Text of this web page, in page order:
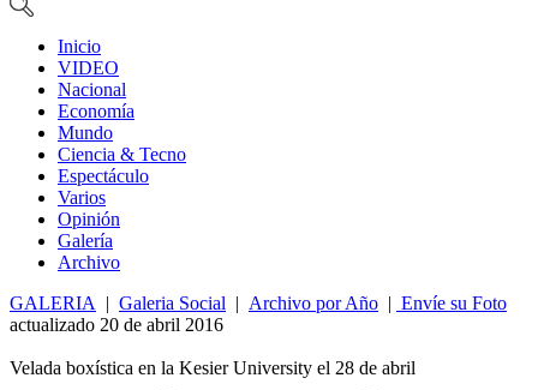
Inicio
VIDEO
Nacional
Economía
Mundo
Ciencia & Tecno
Espectáculo
Varios
Opinión
Galería
Archivo
GALERIA
| Galeria Social | Archivo por Año | Envíe su Foto
actualizado 20 de abril 2016
Velada boxística en la Kesier University el 28 de abril